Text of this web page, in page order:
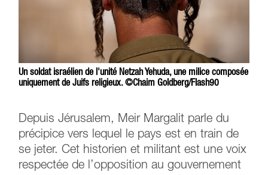
Un soldat israélien de l'unité Netzah Yehuda, une milice composée
uniquement de Juifs religieux. ©Chaim Goldberg/Flash90
Depuis Jérusalem, Meir Margalit parle du
précipice vers lequel le pays est en train de
se jeter. Cet historien et militant est une voix
respectée de l’opposition au gouvernement